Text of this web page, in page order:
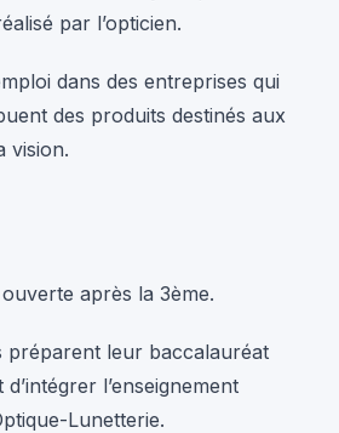
par l’opticien.
dans des entreprises qui
des produits destinés aux
vision.
après la 3ème.
préparent leur baccalauréat
l’enseignement
Lunetterie.